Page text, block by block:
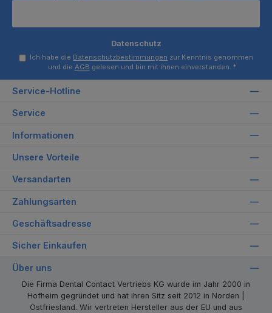
Datenschutz
Ich habe die Datenschutzbestimmungen zur Kenntnis genommen
und die AGB gelesen und bin mit ihnen einverstanden. *
Service-Hotline
Service
Informationen
Unsere Vorteile
Versandarten
Zahlungsarten
Geschäftsadresse
Sicher Einkaufen
Über uns
Die Firma Dental Contact Vertriebs KG wurde im Jahr 2000 in
Hofheim gegründet und hat ihren Sitz seit 2012 in Norden |
Ostfriesland. Wir vertreten Hersteller aus der EU und aus